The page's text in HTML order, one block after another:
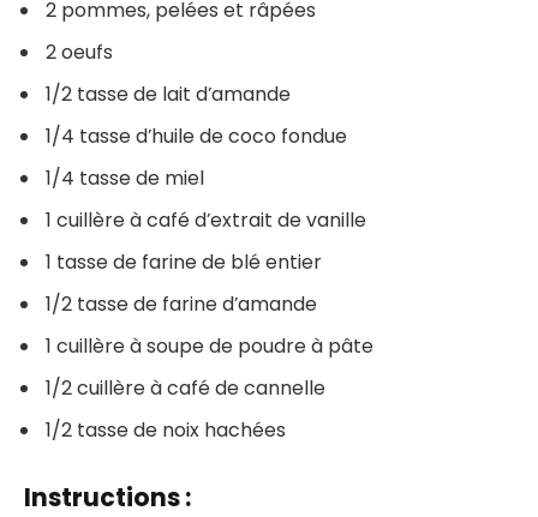
2 pommes, pelées et râpées
2 oeufs
1/2 tasse de lait d’amande
1/4 tasse d’huile de coco fondue
1/4 tasse de miel
1 cuillère à café d’extrait de vanille
1 tasse de farine de blé entier
1/2 tasse de farine d’amande
1 cuillère à soupe de poudre à pâte
1/2 cuillère à café de cannelle
1/2 tasse de noix hachées
Instructions :